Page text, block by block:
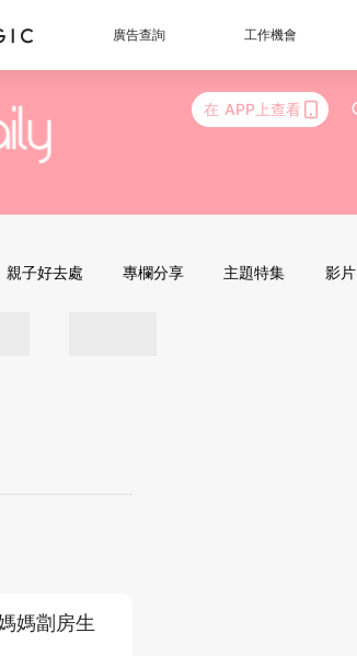
廣告查詢 工作機會
在 APP上查看
親子好去處 專欄分享 主題特集 影片
媽劏房生